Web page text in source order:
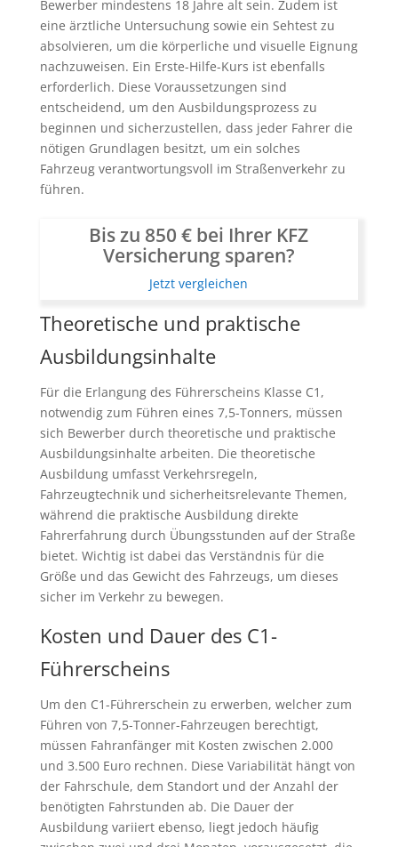
Bewerber mindestens 18 Jahre alt sein. Zudem ist
eine ärztliche Untersuchung sowie ein Sehtest zu
absolvieren, um die körperliche und visuelle Eignung
nachzuweisen. Ein Erste-Hilfe-Kurs ist ebenfalls
erforderlich. Diese Voraussetzungen sind
entscheidend, um den Ausbildungsprozess zu
beginnen und sicherzustellen, dass jeder Fahrer die
nötigen Grundlagen besitzt, um ein solches
Fahrzeug verantwortungsvoll im Straßenverkehr zu
führen.
Bis zu 850 € bei Ihrer KFZ
Versicherung sparen?
Jetzt vergleichen
Theoretische und praktische
Ausbildungsinhalte
Für die Erlangung des Führerscheins Klasse C1,
notwendig zum Führen eines 7,5-Tonners, müssen
sich Bewerber durch theoretische und praktische
Ausbildungsinhalte arbeiten. Die theoretische
Ausbildung umfasst Verkehrsregeln,
Fahrzeugtechnik und sicherheitsrelevante Themen,
während die praktische Ausbildung direkte
Fahrerfahrung durch Übungsstunden auf der Straße
bietet. Wichtig ist dabei das Verständnis für die
Größe und das Gewicht des Fahrzeugs, um dieses
sicher im Verkehr zu bewegen.
Kosten und Dauer des C1-
Führerscheins
Um den C1-Führerschein zu erwerben, welcher zum
Führen von 7,5-Tonner-Fahrzeugen berechtigt,
müssen Fahranfänger mit Kosten zwischen 2.000
und 3.500 Euro rechnen. Diese Variabilität hängt von
der Fahrschule, dem Standort und der Anzahl der
benötigten Fahrstunden ab. Die Dauer der
Ausbildung variiert ebenso, liegt jedoch häufig